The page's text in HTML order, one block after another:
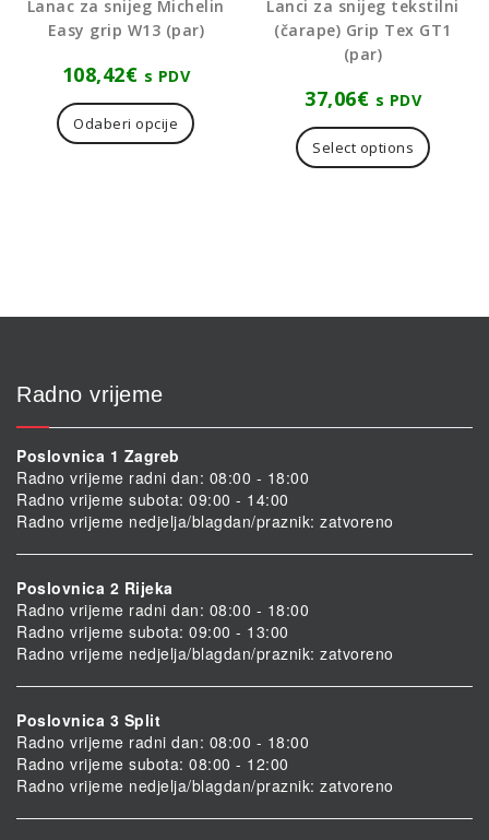
Lanac za snijeg Michelin
Easy grip W13 (par)
108,42€ s PDV
Odaberi opcije
proizvod
stranici
Lanci za snijeg tekstilni
(čarape) Grip Tex GT1
(par)
37,06€ s PDV
Select options
na
Radno vrijeme
Poslovnica 1 Zagreb
Radno vrijeme radni dan: 08:00 - 18:00
Radno vrijeme subota: 09:00 - 14:00
Radno vrijeme nedjelja/blagdan/praznik: zatvoreno
Poslovnica 2 Rijeka
Radno vrijeme radni dan: 08:00 - 18:00
Radno vrijeme subota: 09:00 - 13:00
Radno vrijeme nedjelja/blagdan/praznik: zatvoreno
Poslovnica 3 Split
Radno vrijeme radni dan: 08:00 - 18:00
Radno vrijeme subota: 08:00 - 12:00
Radno vrijeme nedjelja/blagdan/praznik: zatvoreno